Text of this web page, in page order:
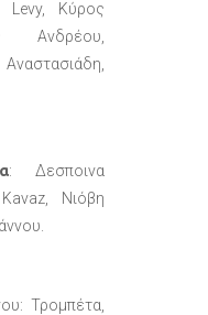
Levy, Κύρος
Ανδρέου,
: Δεσποινα
Νιόβη
Τρομπέτα,